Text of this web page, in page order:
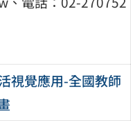
視覺應用-全國教師